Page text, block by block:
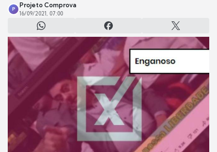
P
Projeto Comprova
16/09/2021, 07:00